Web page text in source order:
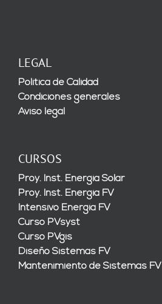
LEGAL
Política de Calidad
Condiciones generales
Aviso legal
CURSOS
Proy. Inst. Energía Solar
Proy. Inst. Energía FV
Intensivo Energía FV
Curso PVsyst
Curso PVgis
Diseño Sistemas FV
Mantenimiento de Sistemas FV